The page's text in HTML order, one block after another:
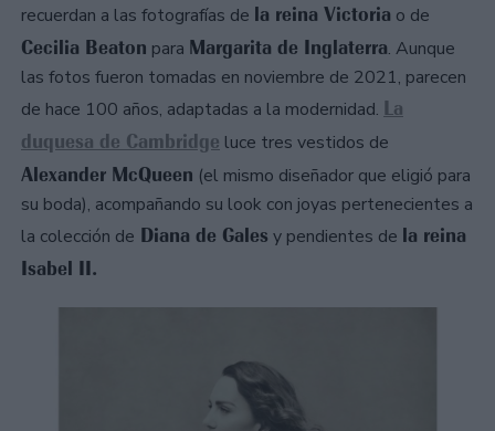
recuerdan a las fotografías de la reina Victoria o de
Cecilia Beaton para Margarita de Inglaterra. Aunque
las fotos fueron tomadas en noviembre de 2021, parecen
de hace 100 años, adaptadas a la modernidad. La
duquesa de Cambridge luce tres vestidos de
Alexander McQueen (el mismo diseñador que eligió para
su boda), acompañando su look con joyas pertenecientes a
la colección de Diana de Gales y pendientes de la reina
Isabel II.